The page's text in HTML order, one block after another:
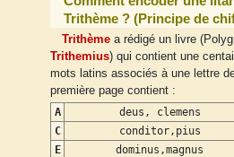
Trithème ? (Principe de
Trithèmea rédigé un livre
Trithemius) qui contient une
mots latins associés à une lettre
première page contient :
A
deus, clemens
C
conditor,pius
E
dominus,magnus